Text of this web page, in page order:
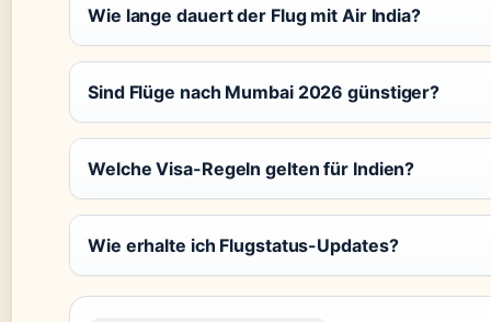
Wie lange dauert der Flug mit Air India?
Sind Flüge nach Mumbai 2026 günstiger?
Welche Visa-Regeln gelten für Indien?
Wie erhalte ich Flugstatus-Updates?